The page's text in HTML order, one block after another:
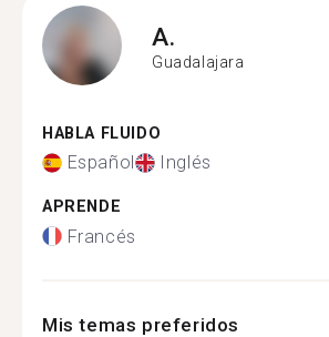
A.
Guadalajara
HABLA FLUIDO
Español Inglés
APRENDE
Francés
Mis temas preferidos